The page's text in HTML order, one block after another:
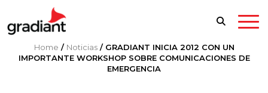
Home / Noticias/ GRADIANT INICIA 2012 CON UN
IMPORTANTE WORKSHOP SOBRE COMUNICACIONES DE
EMERGENCIA